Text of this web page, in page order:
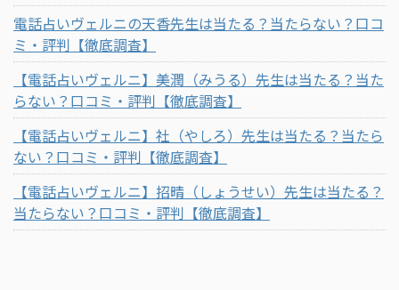
電話占いヴェルニの天香先生は当たる？当たらない？口コ
ミ・評判【徹底調査】
【電話占いヴェルニ】美潤（みうる）先生は当たる？当た
らない？口コミ・評判【徹底調査】
【電話占いヴェルニ】社（やしろ）先生は当たる？当たら
ない？口コミ・評判【徹底調査】
【電話占いヴェルニ】招晴（しょうせい）先生は当たる？
当たらない？口コミ・評判【徹底調査】